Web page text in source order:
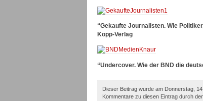
“Gekaufte Journalisten. Wie
Kopp-Verlag
“Undercover. Wie der BND die
Dieser Beitrag wurde am Donnerstag,
Kommentare zu diesen Eintrag durch